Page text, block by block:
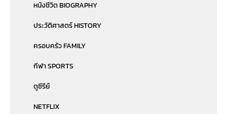
หนังชีวิต BIOGRAPHY
ประวัติศาสตร์ HISTORY
ครอบครัว FAMILY
กีฬา SPORTS
ดูซีรีย์
NETFLIX